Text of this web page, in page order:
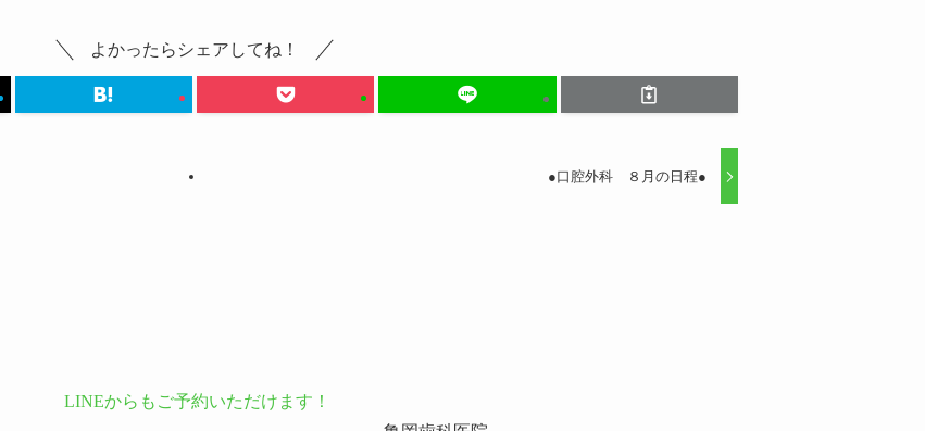
よかったらシェアしてね！
●口腔外科 ８月の日程●
LINEからもご予約いただけます！